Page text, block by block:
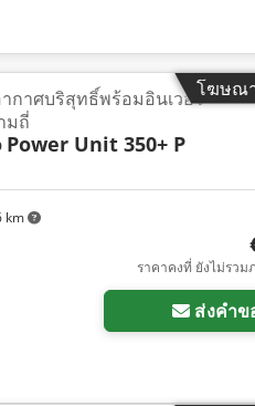
โฆษณ
km
กาศบริสุทธิ์พร้อมอินเวอร์
มถี่
Power Unit 350+ P
ราคาคงที่ ยังไม่รวม
ส่งคำข